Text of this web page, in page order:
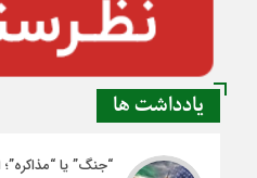
یادداشت ها
“جنگ” یا “مذاکره”؛